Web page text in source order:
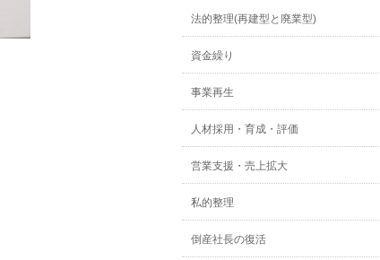
法的整理(再建型と廃業型)
資金繰り
事業再生
人材採用・育成・評価
営業支援・売上拡大
私的整理
倒産社長の復活